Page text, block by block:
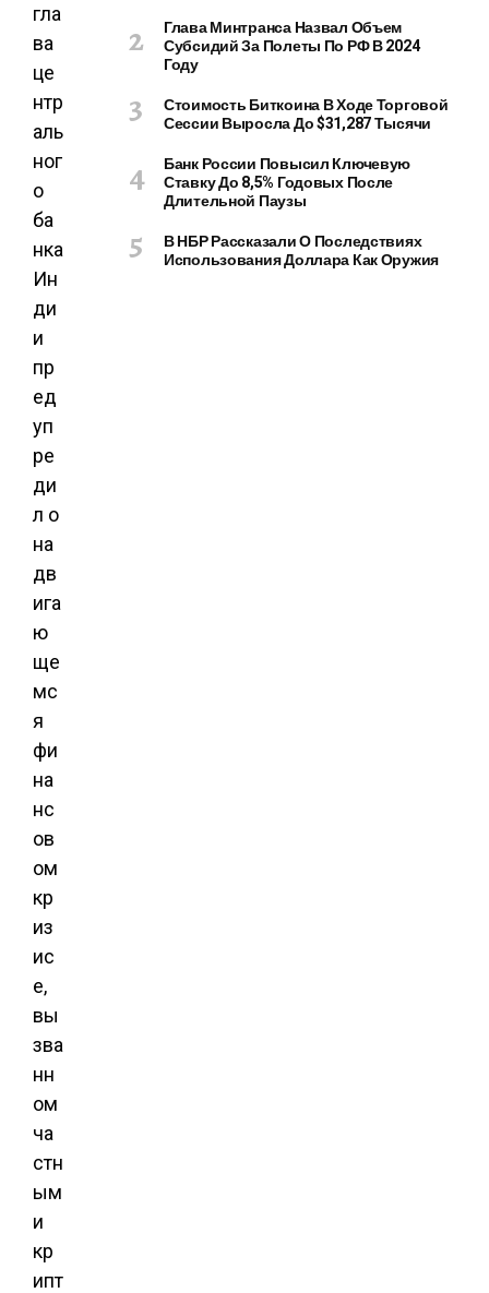
гла
ва
це
нтр
аль
ног
о
ба
нка
Ин
ди
и
пр
ед
уп
ре
ди
л о
на
дв
ига
ю
ще
мс
я
фи
на
нс
ов
ом
кр
из
ис
е,
вы
зва
нн
ом
ча
стн
ым
и
кр
ипт
Глава Минтранса Назвал Объем
Субсидий За Полеты По РФ В 2024
Году
Стоимость Биткоина В Ходе Торговой
Сессии Выросла До $31,287 Тысячи
Банк России Повысил Ключевую
Ставку До 8,5% Годовых После
Длительной Паузы
В НБР Рассказали О Последствиях
Использования Доллара Как Оружия